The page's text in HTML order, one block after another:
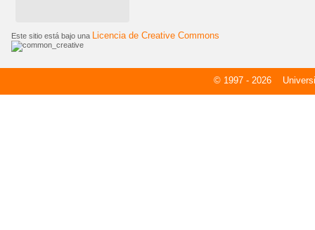
Este sitio está bajo una Licencia de Creative Commons
© 1997 - 2026